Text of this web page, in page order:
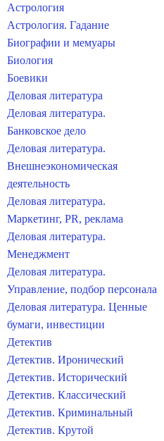
Астрология
Астрология. Гадание
Биографии и мемуары
Биология
Боевики
Деловая литература
Деловая литература.
Банковское дело
Деловая литература.
Внешнеэкономическая
деятельность
Деловая литература.
Маркетинг, PR, реклама
Деловая литература.
Менеджмент
Деловая литература.
Управление, подбор персонала
Деловая литература. Ценные
бумаги, инвестиции
Детектив
Детектив. Иронический
Детектив. Исторический
Детектив. Классический
Детектив. Криминальный
Детектив. Крутой